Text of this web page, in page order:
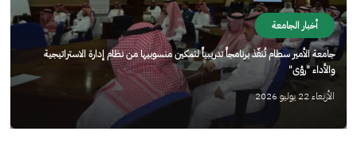
أخبار الجامعة
جامعة الأمير سطام تُنفّذ برنامجاً تدريبياً لتمكين منسوبيها من نظام إدارة الاستراتيجية
والأداء "رؤى"
الأربعاء 22 يوليو 2026